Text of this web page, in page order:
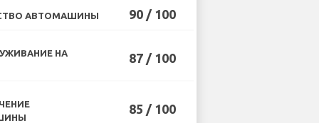
АВТОМАШИНЫ 90 / 100
НА
87 / 100
85 / 100